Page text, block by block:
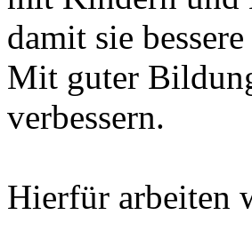
damit sie
Mit guter
verbessern.
Hierfür arbeiten